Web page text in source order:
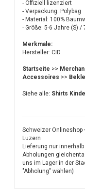
- Offiziell lizenziert
- Verpackung: Polybag
- Material: 100%
- Größe: 5-6 Jahre (S)
Merkmale:
Hersteller: CID
Startseite >>
Accessoires >>
Siehe alle: Shirts
Schweizer Onlineshop
Luzern
Lieferung nur
Abholungen
uns im Lager in der
"Abholung" wählen)